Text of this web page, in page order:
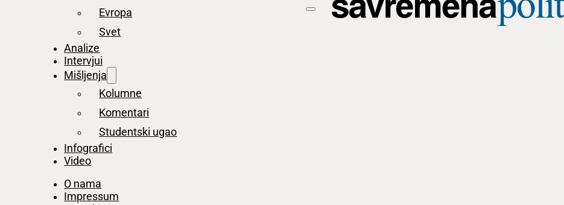
Evropa
Svet
Analize
Intervjui
Mišljenja
Kolumne
Komentari
Studentski ugao
Infografici
Video
O nama
Impressum